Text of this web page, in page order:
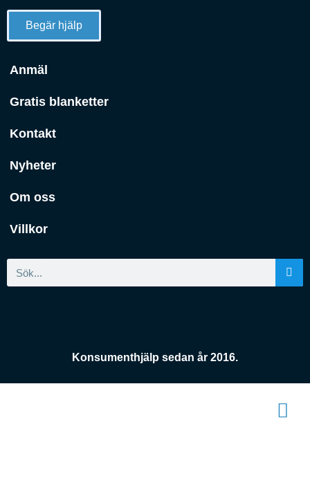
Begär hjälp
Anmäl
Gratis blanketter
Kontakt
Nyheter
Om oss
Villkor
Konsumenthjälp sedan år 2016.